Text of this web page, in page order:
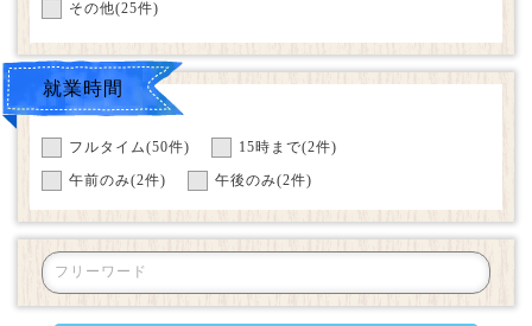
その他(25件)
就業時間
フルタイム(50件) 15時まで(2件)
午前のみ(2件) 午後のみ(2件)